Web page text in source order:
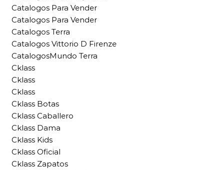
Catalogos Para Vender
Catalogos Para Vender
Catalogos Terra
Catalogos Vittorio D Firenze
CatalogosMundo Terra
Cklass
Cklass
Cklass
Cklass Botas
Cklass Caballero
Cklass Dama
Cklass Kids
Cklass Oficial
Cklass Zapatos